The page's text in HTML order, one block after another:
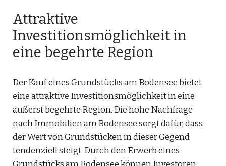
Attraktive
Investitionsmöglichkeit in
eine begehrte Region
Der Kauf eines Grundstücks am Bodensee bietet
eine attraktive Investitionsmöglichkeit in eine
äußerst begehrte Region. Die hohe Nachfrage
nach Immobilien am Bodensee sorgt dafür, dass
der Wert von Grundstücken in dieser Gegend
tendenziell steigt. Durch den Erwerb eines